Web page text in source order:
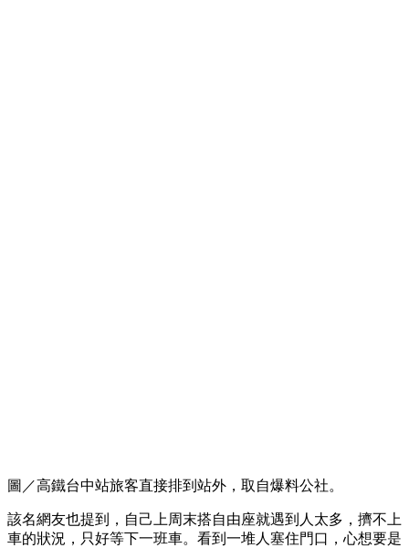
圖／高鐵台中站旅客直接排到站外，取自爆料公社。
該名網友也提到，自己上周末搭自由座就遇到人太多，擠不上
車的狀況，只好等下一班車。看到一堆人塞住門口，心想要是